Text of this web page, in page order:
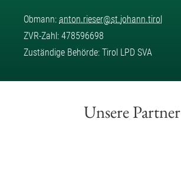
Obmann: anton.rieser@st.johann.tirol
ZVR-Zahl: 478596698
Zuständige Behörde: Tirol LPD SVA
Unsere Partner